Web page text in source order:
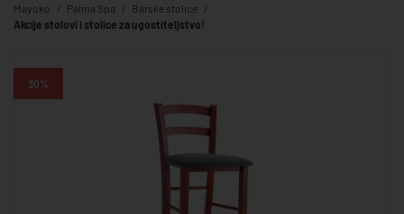
Mayoko Palma Spa
Barske stolice
Akcije stolovi i stolice za ugostiteljstvo!
30%